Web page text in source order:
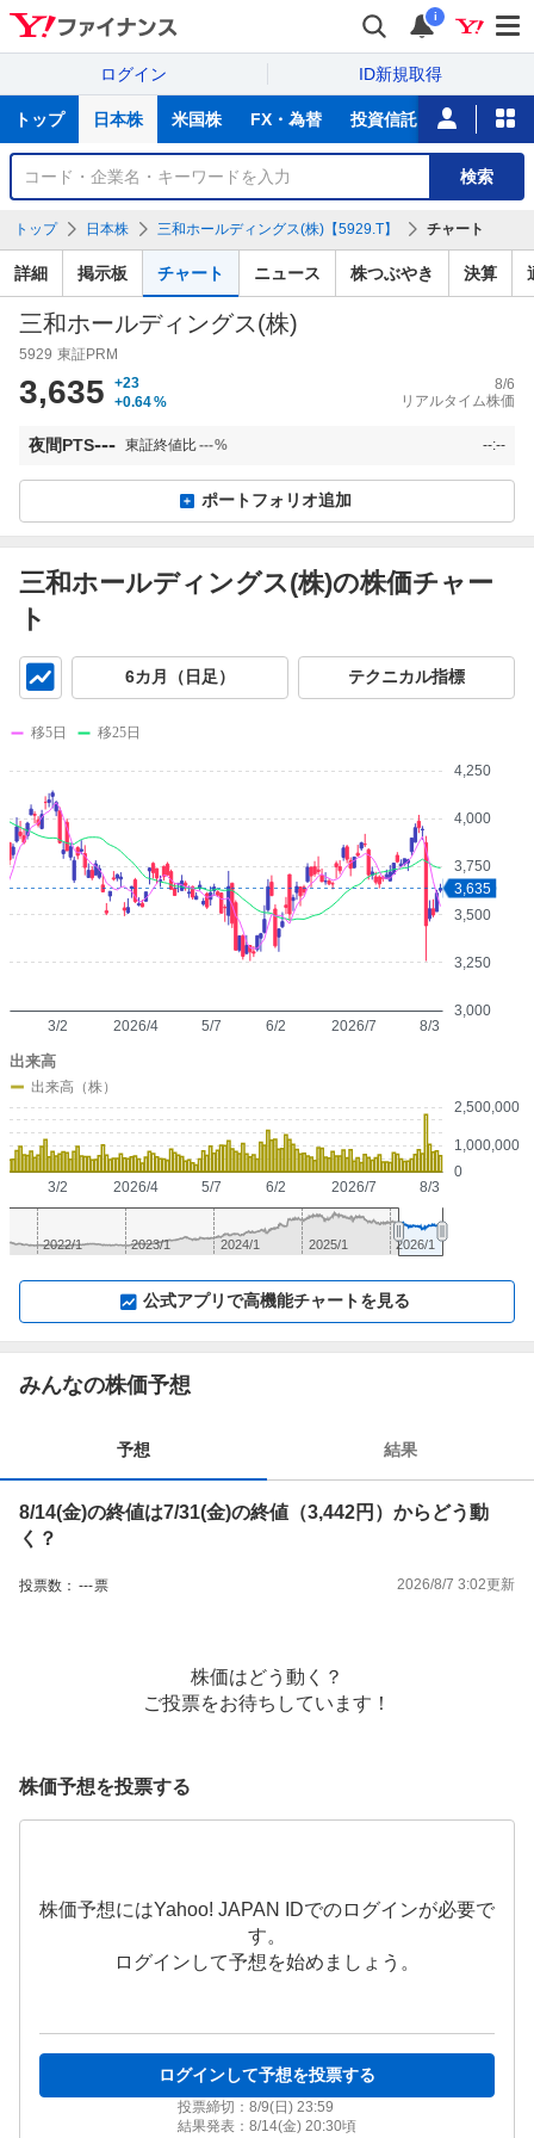
i
ログイン ID新規取得
サ
トップ 日本株 米国株 FX・為替 投資信託 ニュース
銘
検
索
検索
トップ 日本株 三和ホールディングス(株)【5929.T】 チャート
詳細 掲示板 チャート ニュース 株つぶやき 決算
三和ホールディングス(株)
5929 東証PRM
3,635
+23
+0.64%
8/6
リアルタイム株価
夜間PTS--- 東証終値比---% --:--
ポートフォリオ追加
三和ホールディングス(株)の株価チャー
ト
6カ月（日足） テクニカル指標
3,000
3,250
3,500
3,750
4,000
4,250
2026/4 2026/7
3/2 5/7 6/2 8/3
3,635
移5日 移25日
0
1,000,000
2,500,000
2026/4 2026/7
3/2 5/7 6/2 8/3
出来高
出来高（株）
2023/1 2025/1
2022/1 2024/1 2026/1
公式アプリで高機能チャートを見る
みんなの株価予想
予想 結果
8/14(金)の終値は7/31(金)の終値（3,442円）からどう動
く？
投票数： ---票 2026/8/7 3:02更新
株価はどう動く？
ご投票をお待ちしています！
株価予想を投票する
株価予想にはYahoo! JAPAN IDでのログインが必要で
す。
ログインして予想を始めましょう。
ログインして予想を投票する
投票締切： 8/9(日) 23:59
結果発表： 8/14(金) 20:30頃